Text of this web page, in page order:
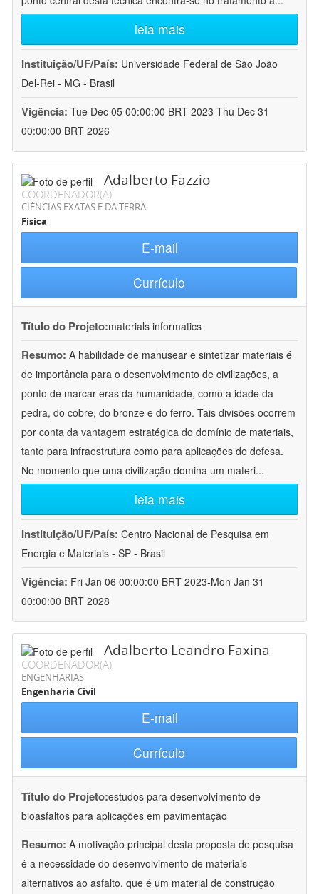
leia mais
Instituição/UF/País: Universidade Federal de São João
Del-Rei - MG - Brasil
Vigência: Tue Dec 05 00:00:00 BRT 2023-Thu Dec 31
00:00:00 BRT 2026
Adalberto Fazzio
COORDENADOR(A)
CIÊNCIAS EXATAS E DA TERRA
Física
E-mail
Currículo
Título do Projeto:materials informatics
Resumo: A habilidade de manusear e sintetizar materiais é
de importância para o desenvolvimento de civilizações, a
ponto de marcar eras da humanidade, como a idade da
pedra, do cobre, do bronze e do ferro. Tais divisões ocorrem
por conta da vantagem estratégica do domínio de materiais,
tanto para infraestrutura como para aplicações de defesa.
No momento que uma civilização domina um materi...
leia mais
Instituição/UF/País: Centro Nacional de Pesquisa em
Energia e Materiais - SP - Brasil
Vigência: Fri Jan 06 00:00:00 BRT 2023-Mon Jan 31
00:00:00 BRT 2028
Adalberto Leandro Faxina
COORDENADOR(A)
ENGENHARIAS
Engenharia Civil
E-mail
Currículo
Título do Projeto:estudos para desenvolvimento de
bioasfaltos para aplicações em pavimentação
Resumo: A motivação principal desta proposta de pesquisa
é a necessidade do desenvolvimento de materiais
alternativos ao asfalto, que é um material de construção